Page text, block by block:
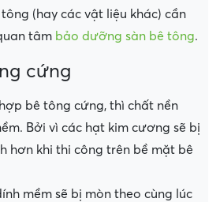
(hay các vật liệu khác) cần
tâm bảo dưỡng sàn bê tông.
cứng
bê tông cứng, thì chất nền
Bởi vì các hạt kim cương sẽ bị
hơn khi thi công trên bề mặt bê
mềm sẽ bị mòn theo cùng lúc